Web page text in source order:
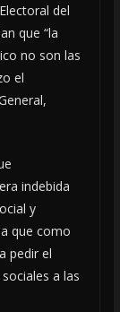
del
que “la
no son las
el
indebida
y
que como
pedir el
a las